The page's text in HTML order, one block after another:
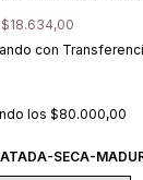
$18.634,00
con
los $80.000,00
SECA-